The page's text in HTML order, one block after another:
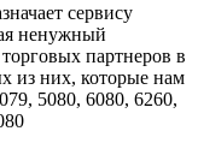
сервису
ненужный
партнеров в
из них, которые нам
5080, 6080, 6260,